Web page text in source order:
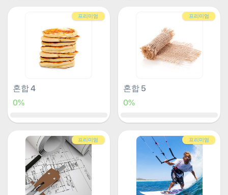
프리미엄
혼합 4
0%
프리미엄
혼합 5
0%
프리미엄 프리미엄